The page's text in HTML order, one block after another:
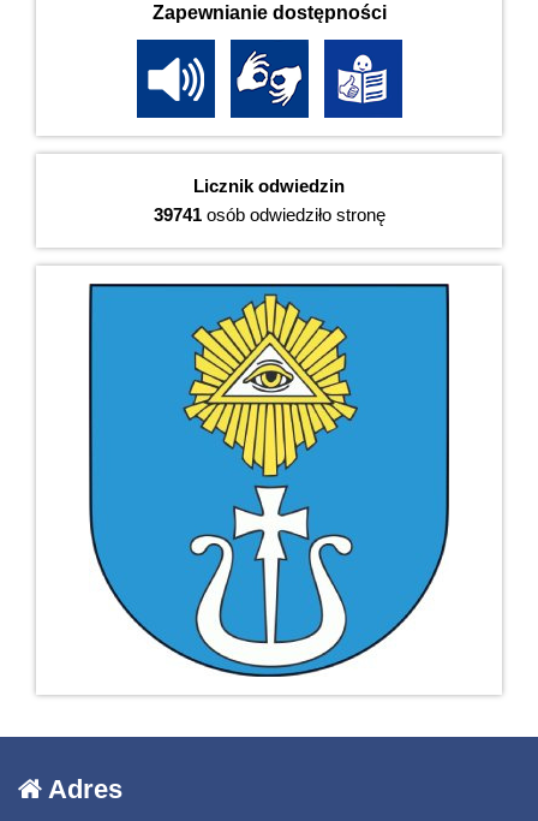
Zapewnianie dostępności
Licznik odwiedzin
39741osób odwiedziło stronę
Adres